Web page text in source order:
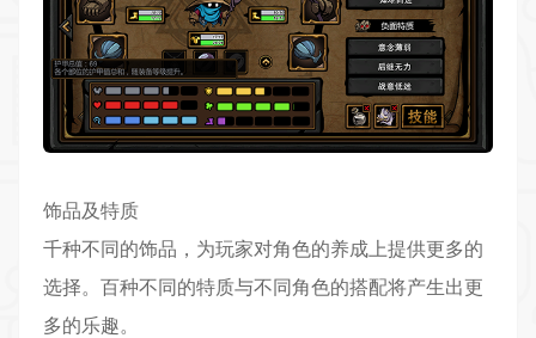
饰品及特质
千种不同的饰品，为玩家对角色的养成上提供更多的
选择。百种不同的特质与不同角色的搭配将产生出更
多的乐趣。